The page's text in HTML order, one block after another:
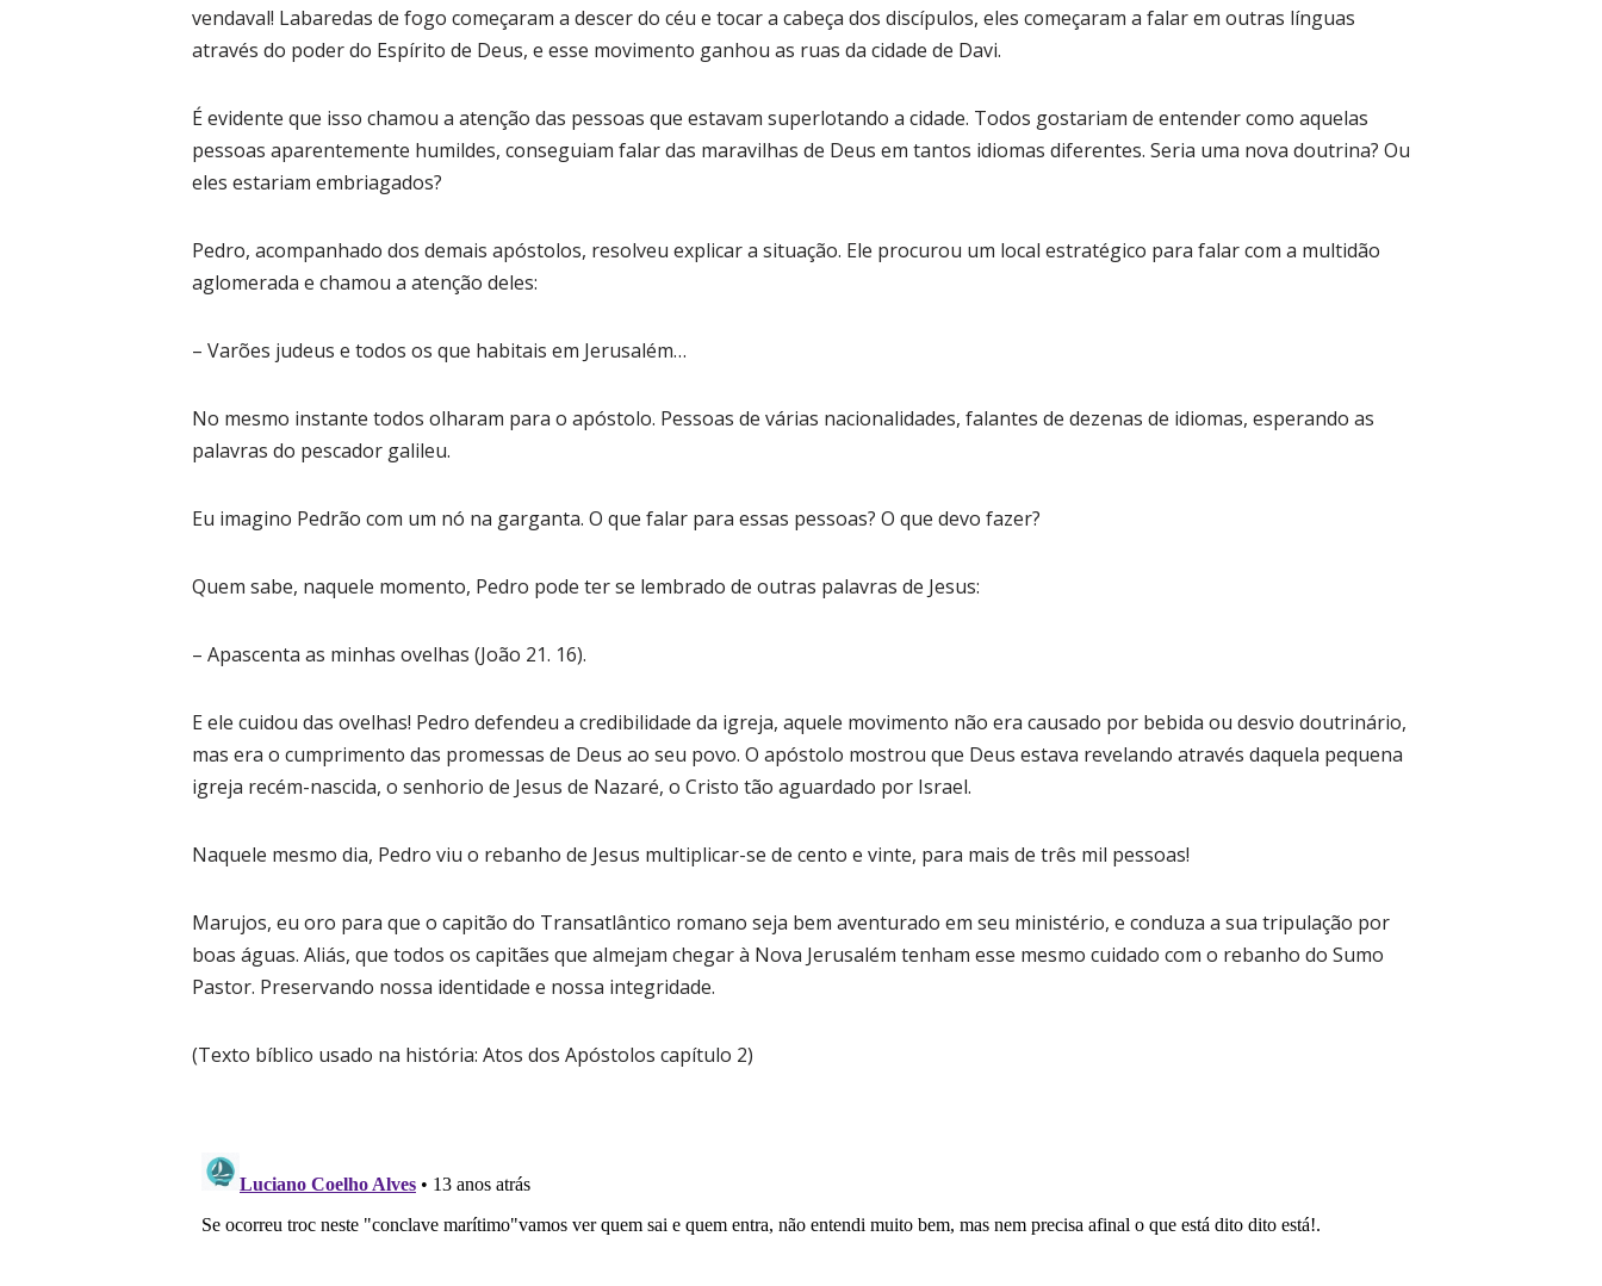
vendaval! Labaredas de fogo começaram a descer do céu e tocar a cabeça dos discípulos, eles começaram a falar em outras línguas
através do poder do Espírito de Deus, e esse movimento ganhou as ruas da cidade de Davi.
É evidente que isso chamou a atenção das pessoas que estavam superlotando a cidade. Todos gostariam de entender como aquelas
pessoas aparentemente humildes, conseguiam falar das maravilhas de Deus em tantos idiomas diferentes. Seria uma nova doutrina? Ou
eles estariam embriagados?
Pedro, acompanhado dos demais apóstolos, resolveu explicar a situação. Ele procurou um local estratégico para falar com a multidão
aglomerada e chamou a atenção deles:
– Varões judeus e todos os que habitais em Jerusalém…
No mesmo instante todos olharam para o apóstolo. Pessoas de várias nacionalidades, falantes de dezenas de idiomas, esperando as
palavras do pescador galileu.
Eu imagino Pedrão com um nó na garganta. O que falar para essas pessoas? O que devo fazer?
Quem sabe, naquele momento, Pedro pode ter se lembrado de outras palavras de Jesus:
– Apascenta as minhas ovelhas (João 21. 16).
E ele cuidou das ovelhas! Pedro defendeu a credibilidade da igreja, aquele movimento não era causado por bebida ou desvio doutrinário,
mas era o cumprimento das promessas de Deus ao seu povo. O apóstolo mostrou que Deus estava revelando através daquela pequena
igreja recém-nascida, o senhorio de Jesus de Nazaré, o Cristo tão aguardado por Israel.
Naquele mesmo dia, Pedro viu o rebanho de Jesus multiplicar-se de cento e vinte, para mais de três mil pessoas!
Marujos, eu oro para que o capitão do Transatlântico romano seja bem aventurado em seu ministério, e conduza a sua tripulação por
boas águas. Aliás, que todos os capitães que almejam chegar à Nova Jerusalém tenham esse mesmo cuidado com o rebanho do Sumo
Pastor. Preservando nossa identidade e nossa integridade.
(Texto bíblico usado na história: Atos dos Apóstolos capítulo 2)